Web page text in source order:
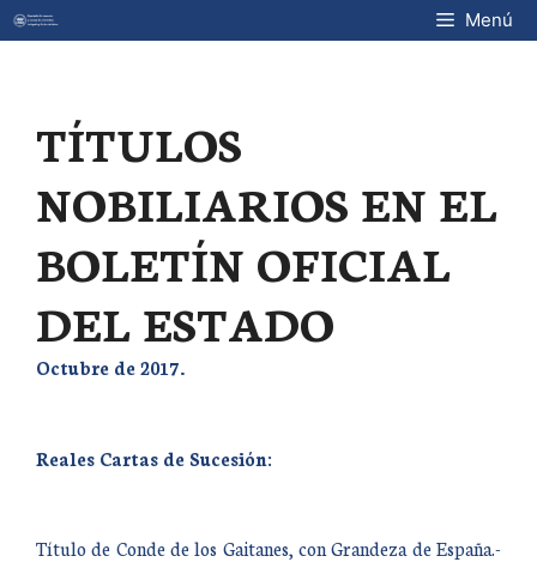
Saltar
al
Menú
TÍTULOS
NOBILIARIOS EN EL
BOLETÍN OFICIAL
DEL ESTADO
Octubre de 2017.
Reales Cartas de Sucesión:
Título de Conde de los Gaitanes, con Grandeza de España.-